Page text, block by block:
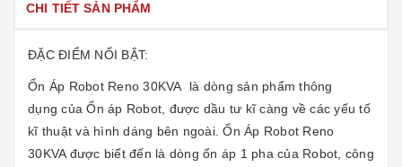
CHI TIẾT SẢN PHẨM
ĐẶC ĐIỂM NỔI BẬT:
Ổn Áp Robot Reno 30KVA là dòng sản phẩm thông
dụng của Ổn áp Robot, được dầu tư kĩ càng về các yếu tố
kĩ thuật và hình dáng bên ngoài. Ổn Áp Robot Reno
30KVA được biết đến là dòng ổn áp 1 pha của Robot, công